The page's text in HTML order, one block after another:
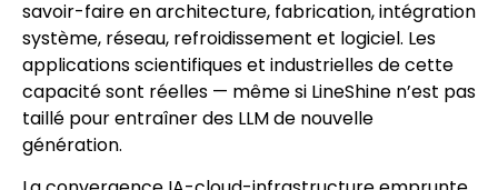
savoir-faire en architecture, fabrication, intégration
système, réseau, refroidissement et logiciel. Les
applications scientifiques et industrielles de cette
capacité sont réelles — même si LineShine n’est pas
taillé pour entraîner des LLM de nouvelle
génération.